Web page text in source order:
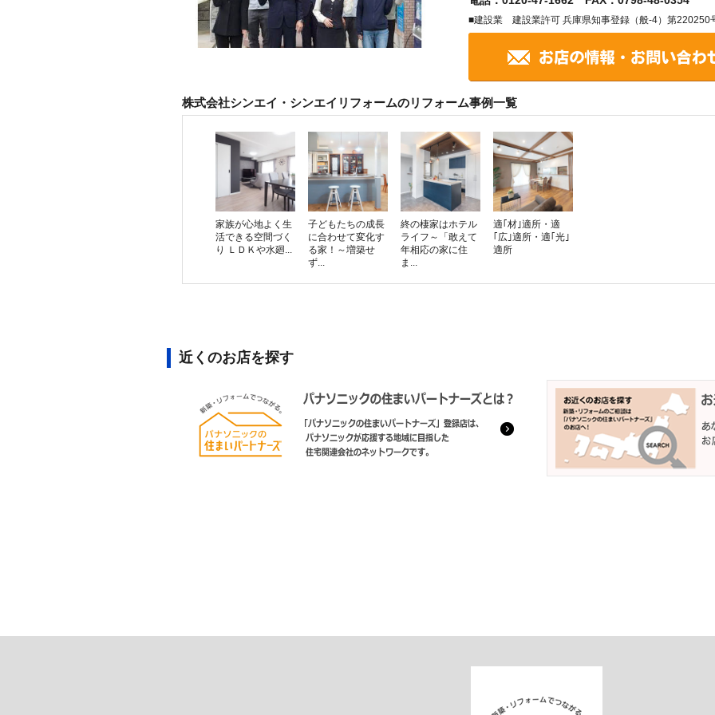
■建設業 建設業許可 兵庫県知事登録（般-4）第220250
株式会社シンエイ・シンエイリフォームのリフォーム事例一覧
家族が心地よく生
活できる空間づく
り ＬＤＫや水廻...
子どもたちの成長
に合わせて変化す
る家！～増築せ
ず...
終の棲家はホテル
ライフ～「敢えて
年相応の家に住
ま...
適｢材｣適所・適
｢広｣適所・適｢光｣
適所
近くのお店を探す